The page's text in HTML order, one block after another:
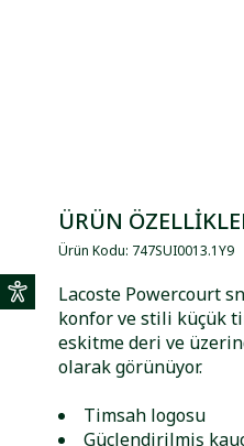
ÜRÜN
Ürün Kodu: 747SUI0013.1Y9
Lacoste Powercourt
konfor ve stili küçük
eskitme deri ve
olarak görünüyor.
Timsah logosu
Güçlendirilmiş